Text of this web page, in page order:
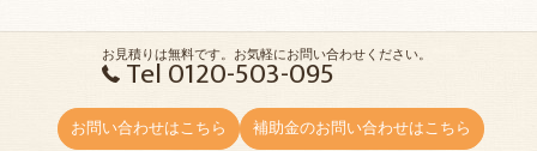
お見積りは無料です。お気軽にお問い合わせください。
Tel 0120-503-095
お問い合わせはこちら 補助金のお問い合わせはこちら